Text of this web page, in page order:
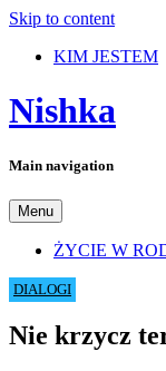
Skip to content
KIM JESTEM
Nishka
Main navigation
Menu
ŻYCIE W
DIALOGI
Nie krzycz